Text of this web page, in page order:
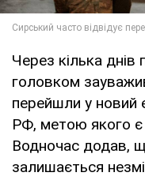
Через кілька днів
головком
перейшли у новий
РФ, метою якого є
Водночас додав,
залишається